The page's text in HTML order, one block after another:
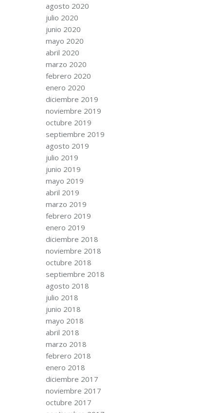
agosto 2020
julio 2020
junio 2020
mayo 2020
abril 2020
marzo 2020
febrero 2020
enero 2020
diciembre 2019
noviembre 2019
octubre 2019
septiembre 2019
agosto 2019
julio 2019
junio 2019
mayo 2019
abril 2019
marzo 2019
febrero 2019
enero 2019
diciembre 2018
noviembre 2018
octubre 2018
septiembre 2018
agosto 2018
julio 2018
junio 2018
mayo 2018
abril 2018
marzo 2018
febrero 2018
enero 2018
diciembre 2017
noviembre 2017
octubre 2017